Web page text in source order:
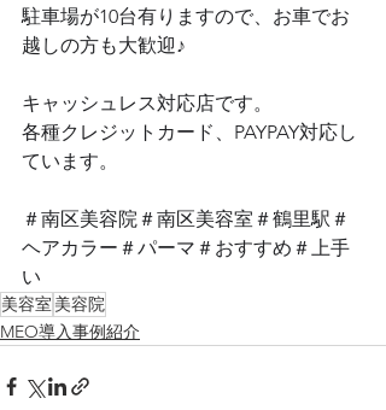
駐車場が10台有りますので、お車でお
越しの方も大歓迎♪
キャッシュレス対応店です。
各種クレジットカード、PAYPAY対応し
ています。
＃南区美容院＃南区美容室＃鶴里駅＃
ヘアカラー＃パーマ＃おすすめ＃上手
い
美容室 美容院
MEO導入事例紹介